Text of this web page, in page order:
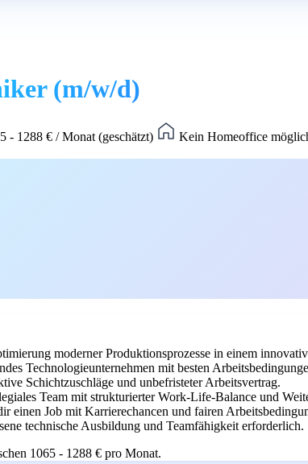
(m/w/d)
- 1288 € / Monat (geschätzt)
Kein Homeoffice
moderner Produktionsprozesse in einem
Technologieunternehmen mit besten
Schichtzuschläge und unbefristeter Arbeitsvertrag.
Team mit strukturierter Work-Life-Balance und
einen Job mit Karrierechancen und fairen
technische Ausbildung und Teamfähigkeit erforderlich.
1065 - 1288 € pro Monat.